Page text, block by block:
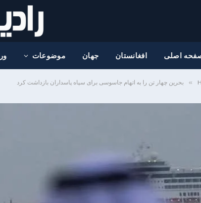
اصلی افغانستان جهان موضوعات
» بحرین چهار تن را به اتهام جاسوسی برای سپاه پاسداران بازداشت کرد